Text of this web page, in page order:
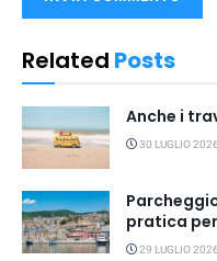
Related Posts
Anche i
30 LUGLIO 2026
pratica
29 LUGLIO 2026